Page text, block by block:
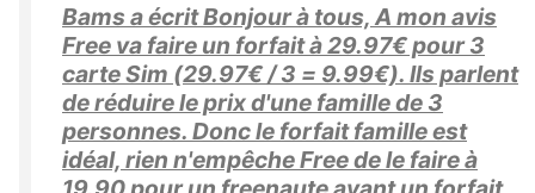
Bams a écrit Bonjour à tous, A mon avis
Free va faire un forfait à 29.97€ pour 3
carte Sim (29.97€ / 3 = 9.99€). Ils parlent
de réduire le prix d'une famille de 3
personnes. Donc le forfait famille est
idéal, rien n'empêche Free de le faire à